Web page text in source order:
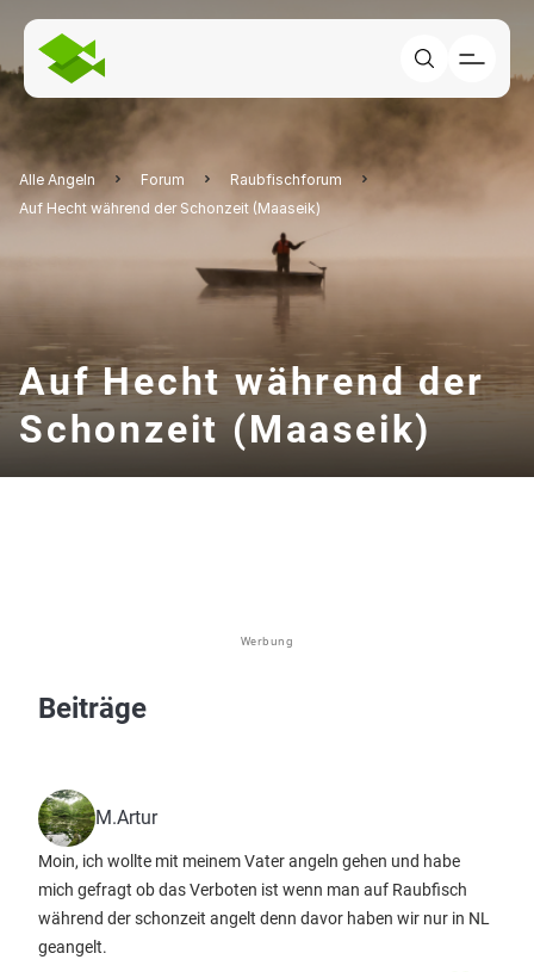
Alle Angeln Forum
Raubfischforum
Auf Hecht während der Schonzeit (Maaseik)
Auf Hecht während der
Schonzeit (Maaseik)
Werbung
Beiträge
M.Artur
Moin, ich wollte mit meinem Vater angeln gehen und habe
mich gefragt ob das Verboten ist wenn man auf Raubfisch
während der schonzeit angelt denn davor haben wir nur in NL
geangelt.